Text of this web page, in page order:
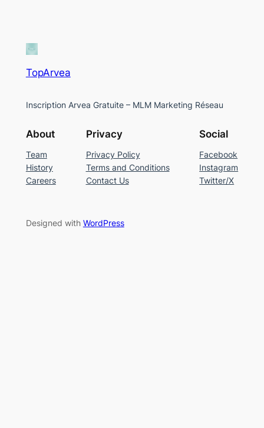
TopArvea
Inscription Arvea Gratuite – MLM Marketing Réseau
About
Team
History
Careers
Privacy
Privacy Policy
Terms and Conditions
Contact Us
Social
Facebook
Instagram
Twitter/X
Designed with WordPress